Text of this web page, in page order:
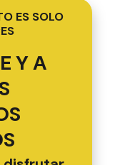
ES SOLO
Y A